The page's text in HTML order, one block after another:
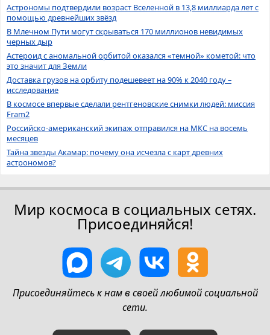
Астрономы подтвердили возраст Вселенной в 13,8 миллиарда лет с
помощью древнейших звёзд
В Млечном Пути могут скрываться 170 миллионов невидимых
черных дыр
Астероид с аномальной орбитой оказался «темной» кометой: что
это значит для Земли
Доставка грузов на орбиту подешевеет на 90% к 2040 году –
исследование
В космосе впервые сделали рентгеновские снимки людей: миссия
Fram2
Российско-американский экипаж отправился на МКС на восемь
месяцев
Тайна звезды Акамар: почему она исчезла с карт древних
астрономов?
Мир космоса в социальных сетях.
Присоединяйся!
Присоединяйтесь к нам в своей любимой социальной
сети.